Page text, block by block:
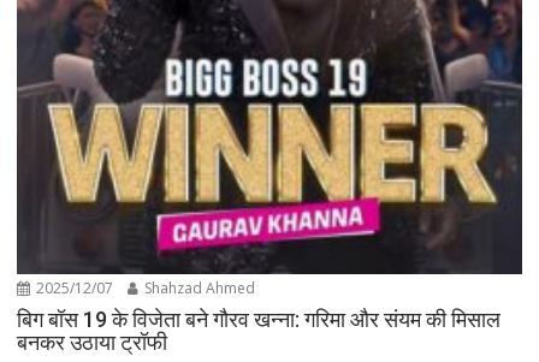
2025/12/07 Shahzad Ahmed
बिग बॉस 19 के विजेता बने गौरव खन्ना: गरिमा और संयम की मिसाल
बनकर उठाया ट्रॉफी